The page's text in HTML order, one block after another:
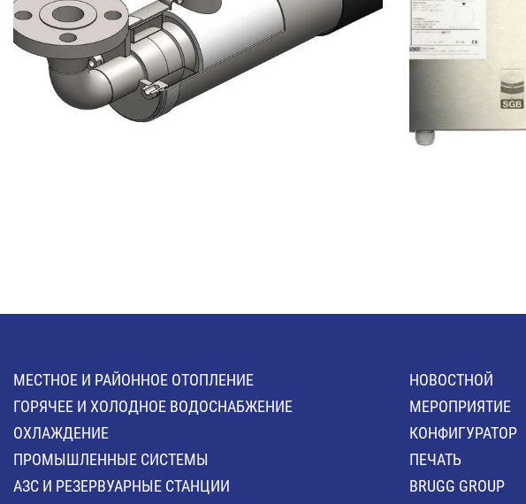
МЕСТНОЕ И РАЙОННОЕ ОТОПЛЕНИЕ
ГОРЯЧЕЕ И ХОЛОДНОЕ ВОДОСНАБЖЕНИЕ
ОХЛАЖДЕНИЕ
ПРОМЫШЛЕННЫЕ СИСТЕМЫ
АЗС И РЕЗЕРВУАРНЫЕ СТАНЦИИ
HОВОСТНОЙ
MЕРОПРИЯТИЕ
КОНФИГУРАТОР
ПЕЧАТЬ
BRUGG GROUP